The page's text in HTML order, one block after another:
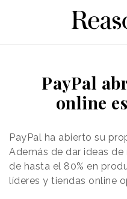
PayPal
online
PayPal ha abierto su
Además de dar ideas
de hasta el 80% en
líderes y tiendas online